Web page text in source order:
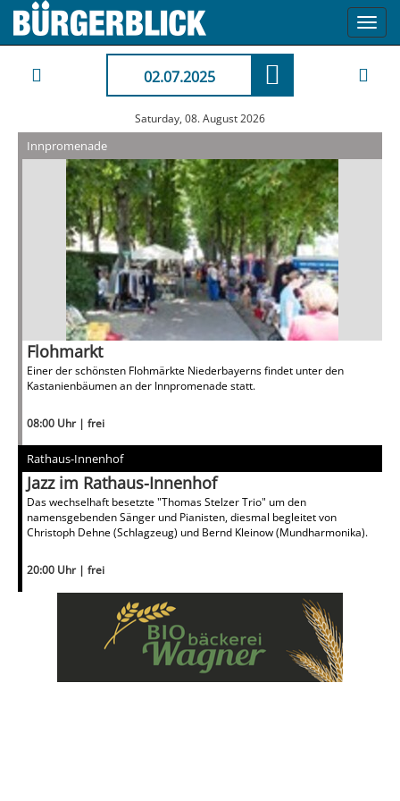
02.07.2025
Saturday, 08. August 2026
Innpromenade
Flohmarkt
Einer der schönsten Flohmärkte Niederbayerns findet unter den
Kastanienbäumen an der Innpromenade statt.
08:00 Uhr | frei
Rathaus-Innenhof
Jazz im Rathaus-Innenhof
Das wechselhaft besetzte "Thomas Stelzer Trio" um den
namensgebenden Sänger und Pianisten, diesmal begleitet von
Christoph Dehne (Schlagzeug) und Bernd Kleinow (Mundharmonika).
20:00 Uhr | frei